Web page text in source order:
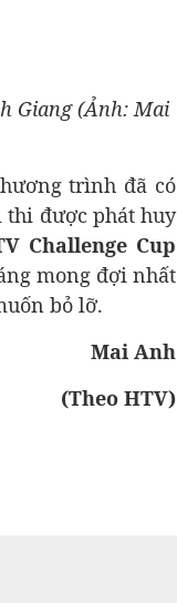
Giang (Ảnh: Mai
trình đã có
thi được phát huy
Challenge Cup
mong đợi nhất
bỏ lỡ.
Mai Anh
(Theo HTV)